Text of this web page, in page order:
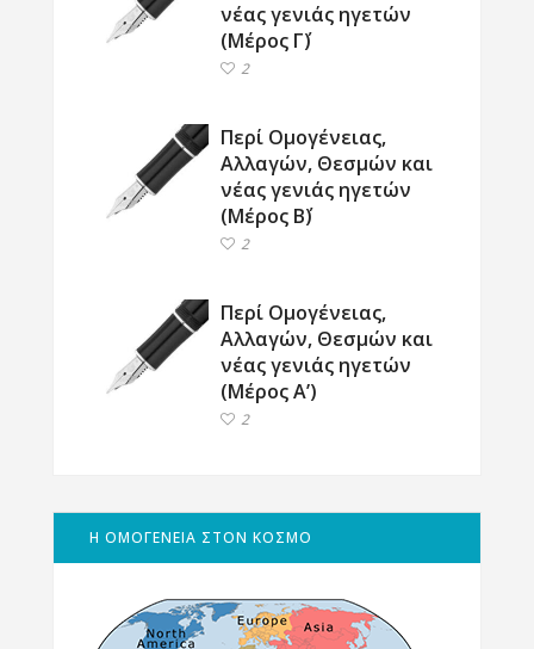
νέας γενιάς ηγετών
(Μέρος Γ΄)
2
Περί Ομογένειας,
Αλλαγών, Θεσμών και
νέας γενιάς ηγετών
(Μέρος Β΄)
2
Περί Ομογένειας,
Αλλαγών, Θεσμών και
νέας γενιάς ηγετών
(Μέρος Α’)
2
Η ΟΜΟΓΕΝΕΙΑ ΣΤΟΝ ΚΟΣΜΟ